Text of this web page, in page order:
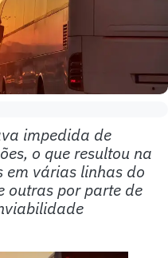
impedida de
o que resultou na
em várias linhas do
outras por parte de